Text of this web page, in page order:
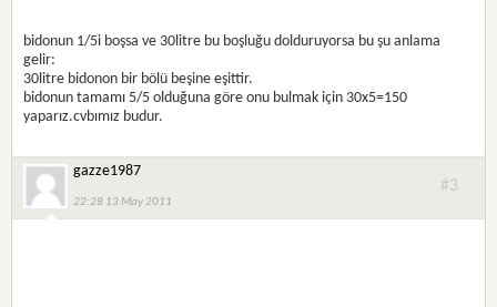
bidonun 1/5i boşsa ve 30litre bu boşluğu dolduruyorsa bu şu anlama
gelir:
30litre bidonon bir bölü beşine eşittir.
bidonun tamamı 5/5 olduğuna göre onu bulmak için 30x5=150
yaparız.cvbımız budur.
gazze1987
22:28 13 May 2011
#3